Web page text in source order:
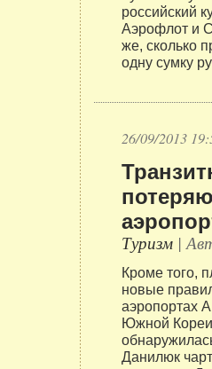
российский
Аэрофлот и
же, сколько
одну сумку
26/09/2013
Туризм |
Кроме того,
новые
аэропортах
Южной
Данилюк